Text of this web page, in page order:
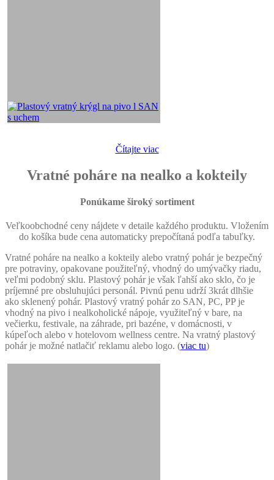
Čítajte viac
Vratné poháre na nealko a kokteily
Ponúkame široký sortiment
Veľkoobchodné ceny nájdete v detaile každého produktu. Vložením
do košíka bude cena automaticky prepočítaná podľa tabuľky.
Vratné poháre na nealko a kokteily alebo vratný pohár je bezpečný
pre potraviny, opakovane použiteľný, vhodný do umývačky riadu,
veľmi podobný sklu. Plastový pohár je však ľahší ako sklo, čo je
príjemné pre obsluhujúci personál. Pivnú penu udrží 3krát dlhšie
ako sklenený pohár. Plastový vratný pohár zo SAN, PC, PP je
vhodný na pivo i nealkoholické nápoje, využiteľný v bare, na
večierku, festivale, na záhrade, pri bazéne, v domácnosti, v
kúpeľoch alebo v hotelovom wellness centre. Na vratný plastový
pohár je možné natlačiť reklamu alebo logo. (viac tu)